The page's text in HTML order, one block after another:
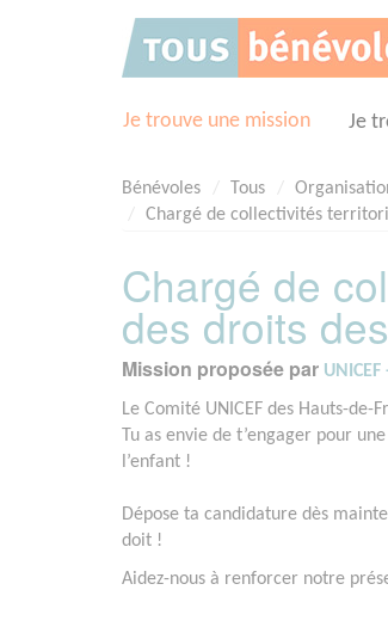
Je trouve une mission Je
Bénévoles Tous
Chargé de collectivités
Chargé de
des droits
Mission proposée par
Le Comité UNICEF des Hauts-
Tu as envie de t’engager pour
l’enfant !
Dépose ta candidature dès
doit !
Aidez-nous à renforcer notre